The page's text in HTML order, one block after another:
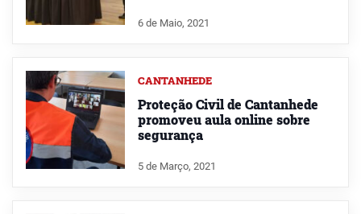
6 de Maio, 2021
CANTANHEDE
Proteção Civil de Cantanhede
promoveu aula online sobre
segurança
5 de Março, 2021